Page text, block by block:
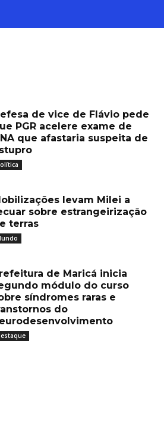
de vice de Flávio pede
PGR acelere exame de
que afastaria suspeita de
levam Milei a
sobre estrangeirização
terras
de Maricá inicia
módulo do curso
síndromes raras e
do